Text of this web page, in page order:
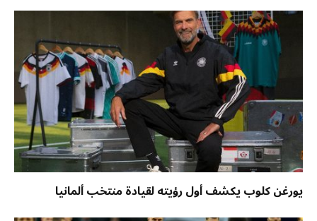
يورغن كلوب يكشف أول رؤيته لقيادة منتخب ألمانيا